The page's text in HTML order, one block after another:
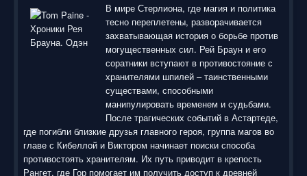
В мире Стерлиона, где магия и политика
тесно переплетены, разворачивается
захватывающая история о борьбе против
могущественных сил. Рей Браун и его
соратники вступают в противостояние с
хранителями шпилей – таинственными
существами, способными
манипулировать временем и судьбами.
После трагических событий в Астартеде,
где погибли близкие друзья главного героя, группа магов во
главе с Кибеллой и Виктором начинает поиски способа
противостоять хранителям. Их путь приводит в крепость
Рангет, где Гор помогает им получить доступ к древней